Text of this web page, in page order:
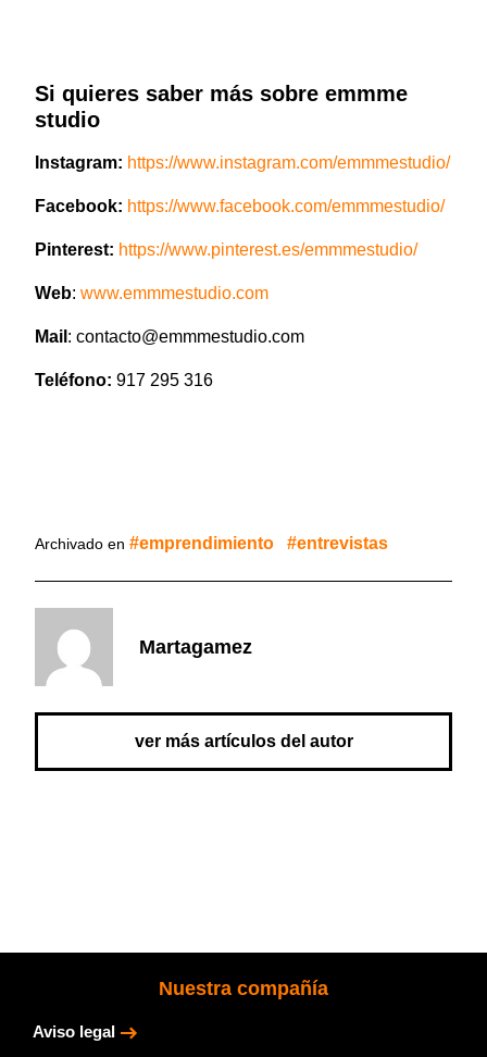
Si quieres saber más sobre emmme
studio
Instagram: https://www.instagram.com/emmmestudio/
Facebook: https://www.facebook.com/emmmestudio/
Pinterest: https://www.pinterest.es/emmmestudio/
Web: www.emmmestudio.com
Mail : contacto@emmmestudio.com
Teléfono: 917 295 316
Archivado en emprendimiento entrevistas
Martagamez
ver más artículos del autor
Nuestra compañía
Aviso legal